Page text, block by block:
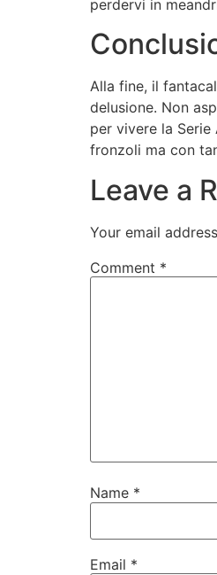
perdervi in
Alla fine, il
delusione. Non
per vivere la
fronzoli ma con
Leave a
Your email
Comment *
Name *
Email *